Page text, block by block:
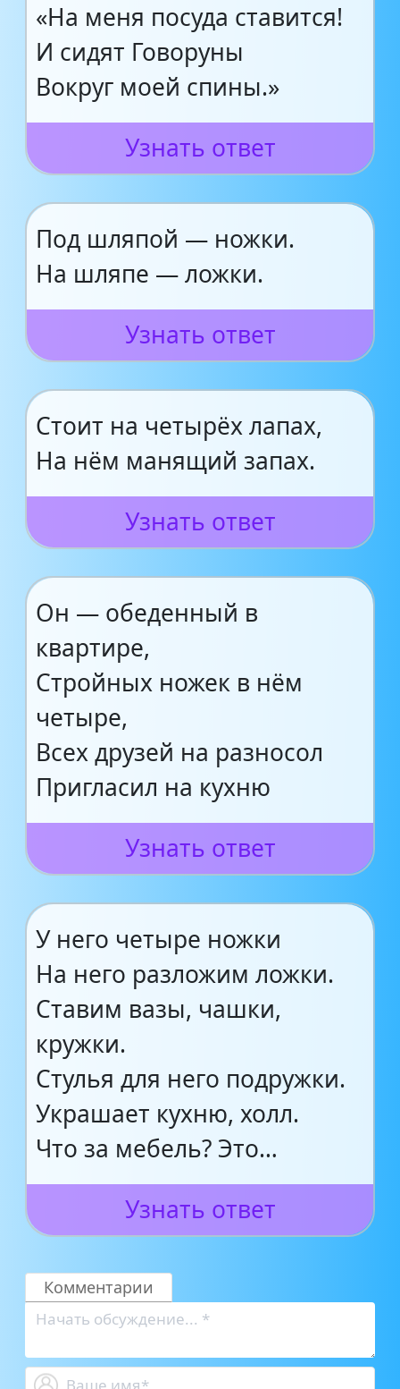
«На меня посуда ставится!
И сидят Говоруны
Вокруг моей спины.»
Узнать ответ
Под шляпой — ножки.
На шляпе — ложки.
Узнать ответ
Стоит на четырёх лапах,
На нём манящий запах.
Узнать ответ
Он — обеденный в
квартире,
Стройных ножек в нём
четыре,
Всех друзей на разносол
Пригласил на кухню
Узнать ответ
У него четыре ножки
На него разложим ложки.
Ставим вазы, чашки,
кружки.
Стулья для него подружки.
Украшает кухню, холл.
Что за мебель? Это…
Узнать ответ
Комментарии